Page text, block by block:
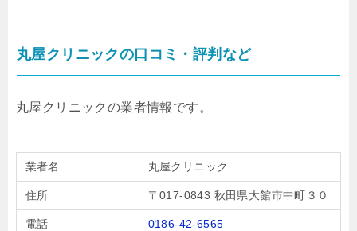
丸屋クリニックの口コミ・評判など
丸屋クリニックの業者情報です。
業者名 丸屋クリニック
住所 〒017-0843 秋田県大館市中町３０
電話 0186-42-6565